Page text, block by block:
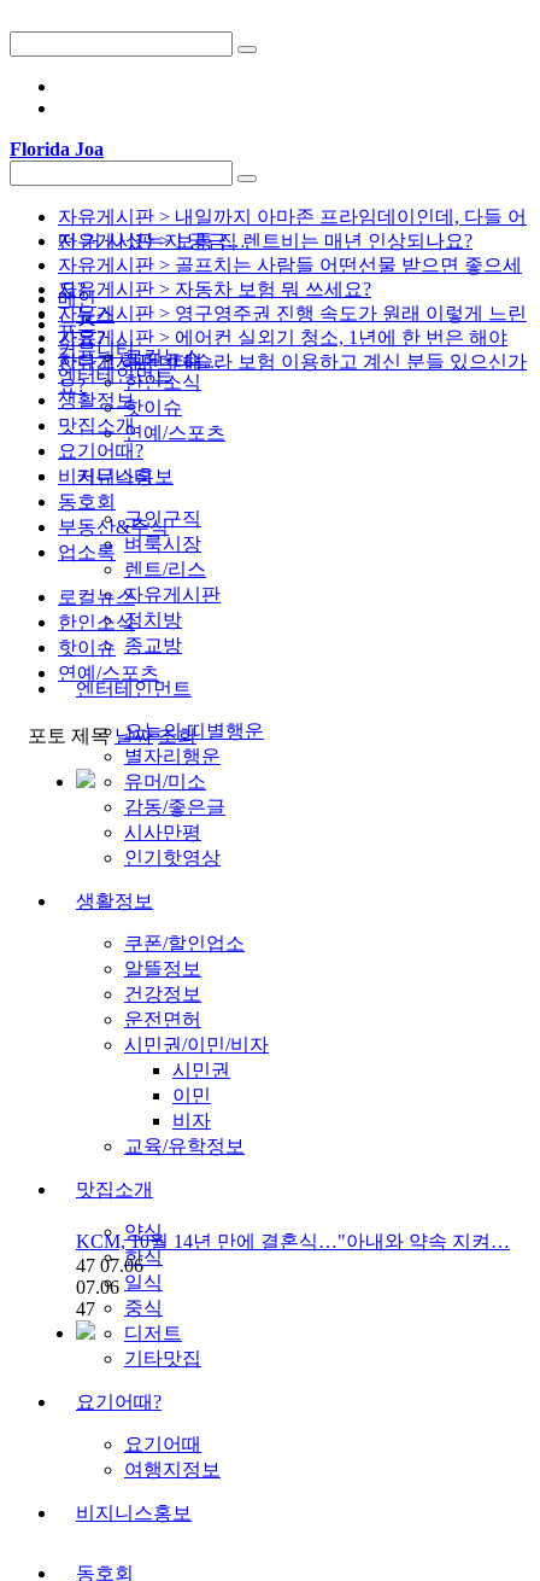
Florida Joa
자유게시판 > 내일까지 아마존 프라임데이인데, 다들 어
떤 거 사셨는지 궁금…
자유게시판 > 보통 집 렌트비는 매년 인상되나요?
자유게시판 > 골프치는 사람들 어떤선물 받으면 좋으세
요?
자유게시판 > 자동차 보험 뭐 쓰세요?
자유게시판 > 영구영주권 진행 속도가 원래 이렇게 느린
가요?
자유게시판 > 에어컨 실외기 청소, 1년에 한 번은 해야
한다고 하던데 해…
자유게시판 > 테슬라 보험 이용하고 계신 분들 있으신가
요?
뉴스
로컬뉴스
한인소식
핫이슈
연예/스포츠
커뮤니티
구인구직
벼룩시장
렌트/리스
자유게시판
정치방
종교방
엔터테인먼트
오늘의 띠별행운
별자리행운
유머/미소
감동/좋은글
시사만평
인기핫영상
생활정보
쿠폰/할인업소
알뜰정보
건강정보
운전면허
시민권/이민/비자
시민권
이민
비자
교육/유학정보
맛집소개
양식
한식
일식
중식
디저트
기타맛집
요기어때?
요기어때
여행지정보
비지니스홍보
동호회
메인
뉴스
커뮤니티
엔터테인먼트
생활정보
맛집소개
요기어때?
비지니스홍보
동호회
부동산&주식
업소록
로컬뉴스
한인소식
핫이슈
연예/스포츠
포토 제목 날짜 조회
KCM, 10월 14년 만에 결혼식…"아내와 약속 지켜…
47 07.06
07.06
47